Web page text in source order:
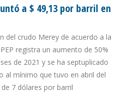
a $ 49,13 por barril en
del crudo Merey de acuerdo a la
registra un aumento de 50%
de 2021 y se ha septuplicado
al mínimo que tuvo en abril del
7 dólares por barril